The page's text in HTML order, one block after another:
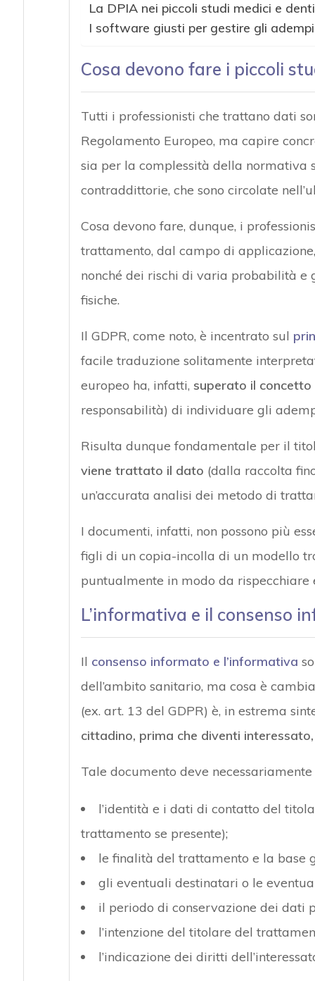
La DPIA nei piccoli studi medici e
I software giusti per gestire gli
Cosa devono fare i piccoli
Tutti i professionisti che trattano dati
Regolamento Europeo, ma capire
sia per la complessità della normativa
contraddittorie, che sono circolate
Cosa devono fare, dunque, i
trattamento, dal campo di
nonché dei rischi di varia probabilità
fisiche.
Il GDPR, come noto, è incentrato sul
facile traduzione solitamente
europeo ha, infatti, superato il concetto
responsabilità) di individuare gli
Risulta dunque fondamentale per il
viene trattato il dato (dalla raccolta
un’accurata analisi dei metodo di
I documenti, infatti, non possono più
figli di un copia-incolla di un modello
puntualmente in modo da
L’informativa e il consenso
Il consenso informato e l’informativa
dell’ambito sanitario, ma cosa è
(ex. art. 13 del GDPR) è, in estrema
cittadino, prima che diventi
Tale documento deve necessariamente
l’identità e i dati di contatto del
trattamento se presente);
le finalità del trattamento e la base
gli eventuali destinatari o le
il periodo di conservazione dei dati
l’intenzione del titolare del
l’indicazione dei diritti